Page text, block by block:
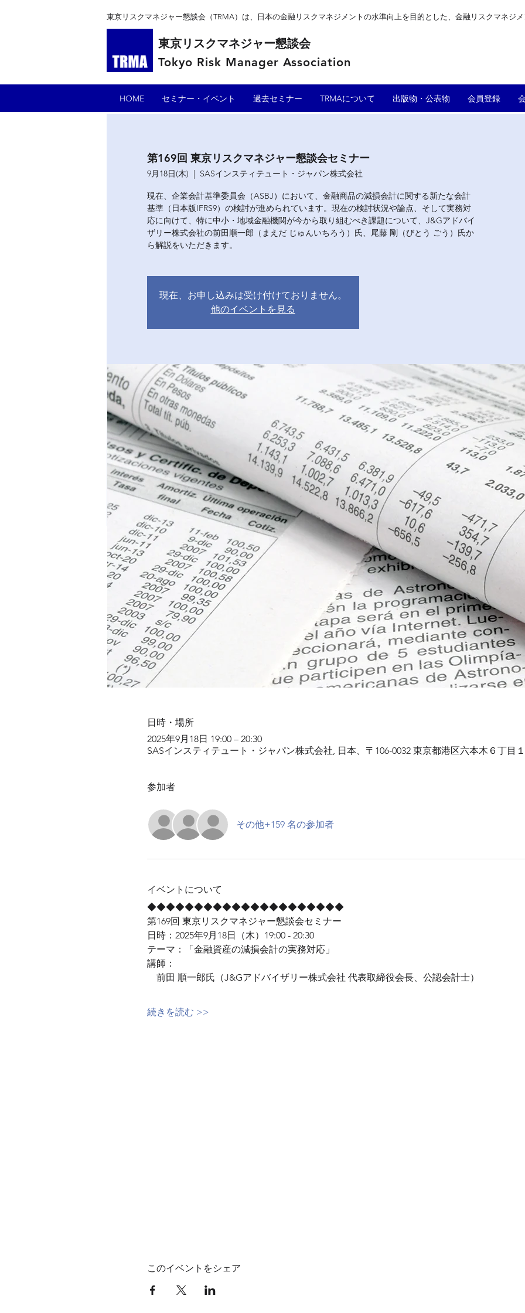
東京リスクマネジャー懇談会（TRMA）は、日本の金融リスクマネジメントの水準向上を目的とした、金融リスクマネジ
東京リスクマネジャー懇談会
Tokyo Risk Manager Association
HOME セミナー・イベント 過去セミナー TRMAについて 出版物・公表物 会員登録
第169回 東京リスクマネジャー懇談会セミナー
9月18日(木)
  |
SASインスティテュート・ジャパン株式会社
現在、企業会計基準委員会（ASBJ）において、金融商品の減損会計に関する新たな会計
基準（日本版IFRS9）の検討が進められています。現在の検討状況や論点、そして実務対
応に向けて、特に中小・地域金融機関が今から取り組むべき課題について、J&Gアドバイ
ザリー株式会社の前田順一郎（まえだ じゅんいちろう）氏、尾藤 剛（びとう ごう）氏か
現在、お申し込みは受け付けておりません。
他のイベントを見る
日時・場所
2025年9月18日 19:00 – 20:30
SASインスティテュート・ジャパン株式会社, 日本、〒106-0032 東京都港区六本木６丁目
参加者
その他+159 名の参加者
イベントについて
◆◆◆◆◆◆◆◆◆◆◆◆◆◆◆◆◆◆◆◆◆
第169回 東京リスクマネジャー懇談会セミナー
日時：2025年9月18日（木）19:00 - 20:30
テーマ：「金融資産の減損会計の実務対応」
講師：
前田 順一郎氏（J&Gアドバイザリー株式会社 代表取締役会長、公認会計士）
続きを読む >>
このイベントをシェア